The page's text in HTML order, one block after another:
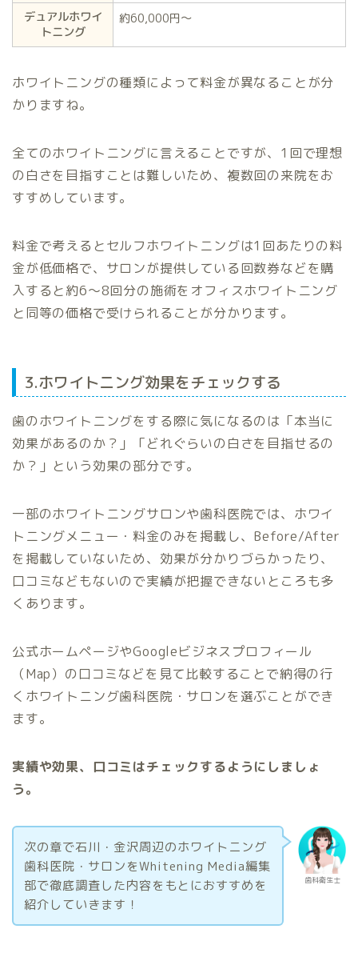
デュアルホワイ
トニング
約60,000円〜
ホワイトニングの種類によって料金が異なることが分
かりますね。
全てのホワイトニングに言えることですが、1回で理想
の白さを目指すことは難しいため、複数回の来院をお
すすめしています。
料金で考えるとセルフホワイトニングは1回あたりの料
金が低価格で、サロンが提供している回数券などを購
入すると約6〜8回分の施術をオフィスホワイトニング
と同等の価格で受けられることが分かります。
3.ホワイトニング効果をチェックする
歯のホワイトニングをする際に気になるのは「本当に
効果があるのか？」「どれぐらいの白さを目指せるの
か？」という効果の部分です。
一部のホワイトニングサロンや歯科医院では、ホワイ
トニングメニュー・料金のみを掲載し、Before/After
を掲載していないため、効果が分かりづらかったり、
口コミなどもないので実績が把握できないところも多
くあります。
公式ホームページやGoogleビジネスプロフィール
（Map）の口コミなどを見て比較することで納得の行
くホワイトニング歯科医院・サロンを選ぶことができ
ます。
実績や効果、口コミはチェックするようにしましょ
う。
歯科衛生士
次の章で石川・金沢周辺のホワイトニング
歯科医院・サロンをWhitening Media編集
部で徹底調査した内容をもとにおすすめを
紹介していきます！